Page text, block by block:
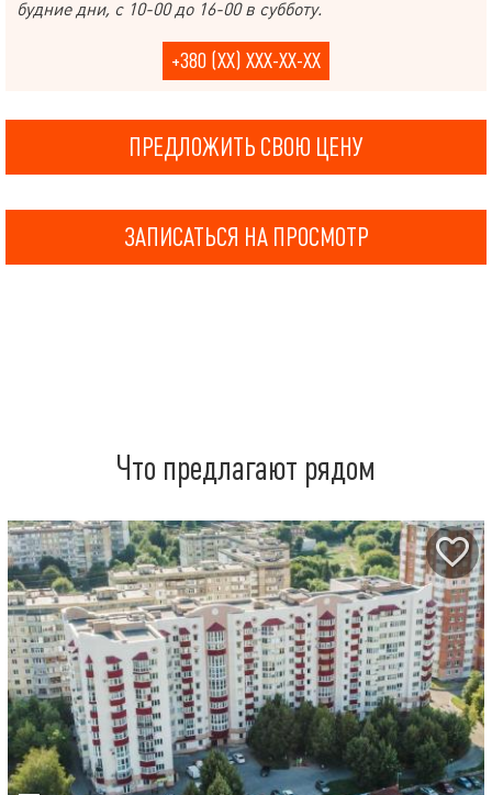
будние дни, с 10-00 до 16-00 в субботу.
+380 (XX) XXX-XX-XX
ПРЕДЛОЖИТЬ СВОЮ ЦЕНУ
ЗАПИСАТЬСЯ НА ПРОСМОТР
Что предлагают рядом